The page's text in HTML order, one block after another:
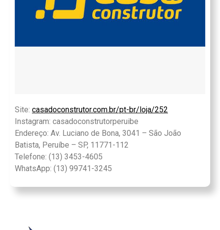
Site: casadoconstrutor.com.br/pt-br/loja/252
Instagram: casadoconstrutorperuibe
Endereço: Av. Luciano de Bona, 3041 – São João
Batista, Peruíbe – SP, 11771-112
Telefone: (13) 3453-4605
WhatsApp: (13) 99741-3245